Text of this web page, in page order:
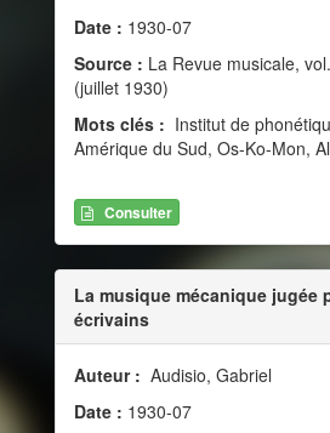
Date : 1930-07
Source : La Revue musicale,
(juillet 1930)
Mots clés : Institut de
Amérique du Sud, Os-Ko-Mon,
Consulter
La musique mécanique jugée
écrivains
Auteur : Audisio, Gabriel
Date : 1930-07